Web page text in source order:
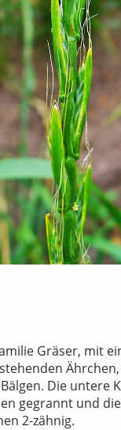
Gräser, mit
Die untere
gegrannt und die
2-zähnig.